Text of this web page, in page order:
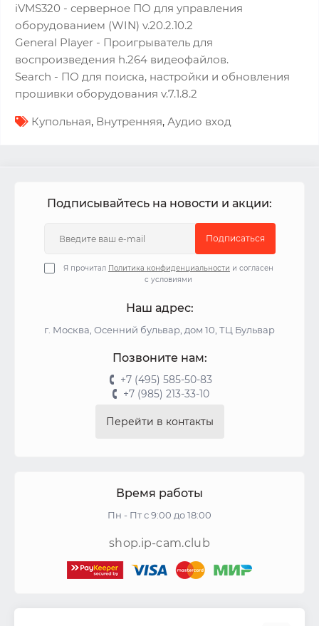
iVMS320 - серверное ПО для управления
оборудованием (WIN) v.20.2.10.2
General Player - Проигрыватель для
воспроизведения h.264 видеофайлов.
Search - ПО для поиска, настройки и обновления
прошивки оборудования v.7.1.8.2
Купольная, Внутренняя, Аудио вход
Подписывайтесь на новости и акции:
Подписаться
Я прочитал Политика конфиденциальности и согласен
с условиями
Наш адрес:
г. Москва, Осенний бульвар, дом 10, ТЦ Бульвар
Позвоните нам:
+7 (495) 585-50-83
+7 (985) 213-33-10
Перейти в контакты
Время работы
Пн - Пт с 9:00 до 18:00
shop.ip-cam.club